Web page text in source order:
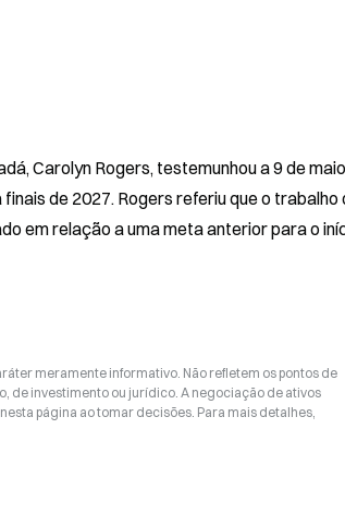
Carolyn Rogers, testemunhou a 9 de maio
de 2027. Rogers referiu que o trabalho
em relação a uma meta anterior para o
meramente informativo. Não refletem os pontos de
de investimento ou jurídico. A negociação de ativos
página ao tomar decisões. Para mais detalhes,